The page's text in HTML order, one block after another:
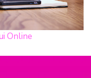
Online